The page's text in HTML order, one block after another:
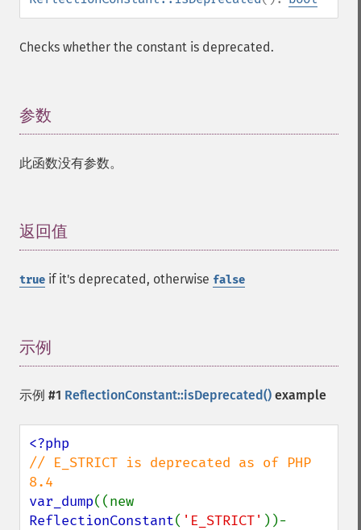
Checks whether the constant is deprecated.
参数
此函数没有参数。
返回值
true if it's deprecated, otherwise false
示例
示例 #1 ReflectionConstant::isDeprecated() example
// E_STRICT is deprecated as of PHP
var_dump
ReflectionConstant( 'E_STRICT' ))-